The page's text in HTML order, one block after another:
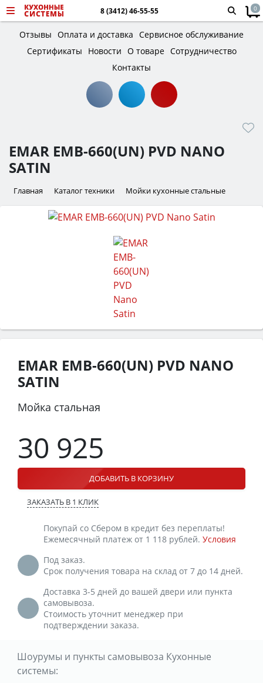
8 (3412) 46-55-55 0
Отзывы Оплата и доставка Сервисное обслуживание
Сертификаты
Новости О товаре Сотрудничество
Контакты
EMAR EMB-660(UN) PVD NANO
SATIN
Главная Каталог техники Мойки кухонные стальные
EMAR EMB-660(UN) PVD NANO
SATIN
Мойка стальная
30 925
ДОБАВИТЬ В КОРЗИНУ
ЗАКАЗАТЬ В 1 КЛИК
Покупай со Сбером в кредит без переплаты!
Ежемесячный платеж от 1 118 рублей. Условия
Под заказ.
Срок получения товара на склад от 7 до 14 дней.
Доставка 3-5 дней до вашей двери или пункта
самовывоза.
Стоимость уточнит менеджер при
подтверждении заказа.
Шоурумы и пункты самовывоза Кухонные
системы: